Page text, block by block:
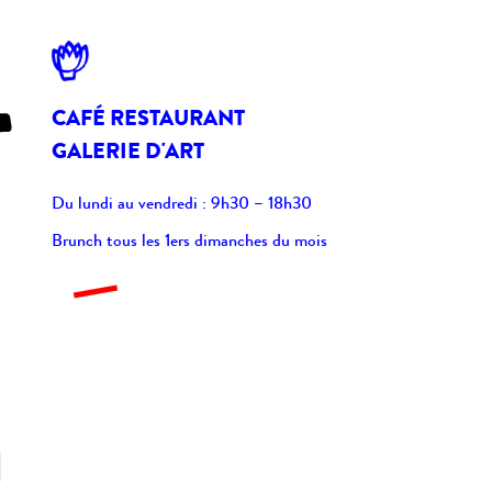
CAFÉ RESTAURANT
GALERIE D'ART
Du lundi au vendredi : 9h30 – 18h30
Brunch tous les 1ers dimanches du mois